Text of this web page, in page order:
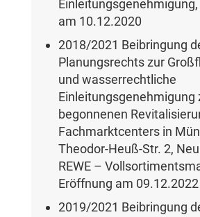
am 10.12.2020
2018/2021 Beibringung
Planungsrechts zur
und wasserrechtliche
Einleitungsgenehmigung
begonnenen
Fachmarktcenters in
Theodor-Heuß-Str. 2,
REWE –
Eröffnung am 09.12.2022
2019/2021 Beibringung